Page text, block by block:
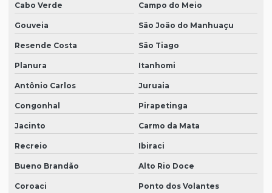
Cabo Verde Campo do Meio
Gouveia São João do Manhuaçu
Resende Costa São Tiago
Planura Itanhomi
Antônio Carlos Juruaia
Congonhal Pirapetinga
Jacinto Carmo da Mata
Recreio Ibiraci
Bueno Brandão Alto Rio Doce
Coroaci Ponto dos Volantes